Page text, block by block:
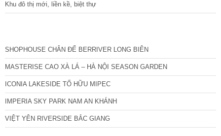
Khu đô thị mới, liền kề, biệt thự
SHOPHOUSE CHÂN ĐẾ BERRIVER LONG BIÊN
MASTERISE CAO XÀ LÁ – HÀ NỘI SEASON GARDEN
ICONIA LAKESIDE TỐ HỮU MIPEC
IMPERIA SKY PARK NAM AN KHÁNH
VIỆT YÊN RIVERSIDE BẮC GIANG